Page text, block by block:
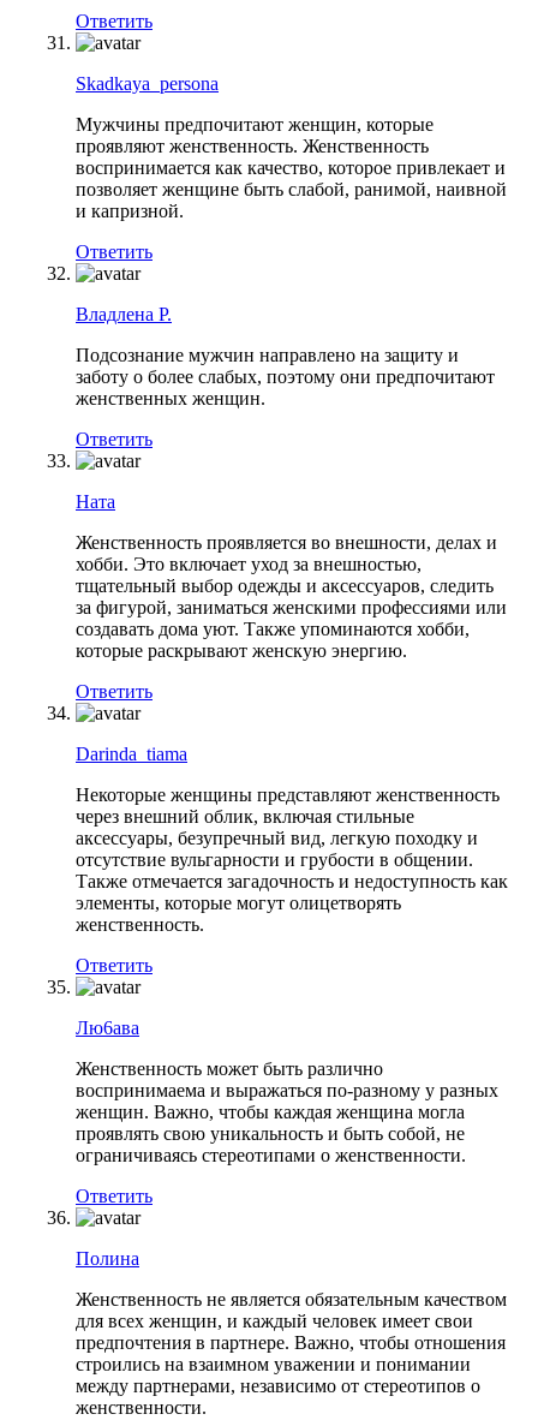
Ответить
Skadkaya_persona
Мужчины предпочитают женщин, которые
проявляют женственность. Женственность
воспринимается как качество, которое привлекает и
позволяет женщине быть слабой, ранимой, наивной
и капризной.
Ответить
Владлена Р.
Подсознание мужчин направлено на защиту и
заботу о более слабых, поэтому они предпочитают
женственных женщин.
Ответить
Ната
Женственность проявляется во внешности, делах и
хобби. Это включает уход за внешностью,
тщательный выбор одежды и аксессуаров, следить
за фигурой, заниматься женскими профессиями или
создавать дома уют. Также упоминаются хобби,
которые раскрывают женскую энергию.
Ответить
Darinda_tiama
Некоторые женщины представляют женственность
через внешний облик, включая стильные
аксессуары, безупречный вид, легкую походку и
отсутствие вульгарности и грубости в общении.
Также отмечается загадочность и недоступность как
элементы, которые могут олицетворять
женственность.
Ответить
Лю6ава
Женственность может быть различно
воспринимаема и выражаться по-разному у разных
женщин. Важно, чтобы каждая женщина могла
проявлять свою уникальность и быть собой, не
ограничиваясь стереотипами о женственности.
Ответить
Полина
Женственность не является обязательным качеством
для всех женщин, и каждый человек имеет свои
предпочтения в партнере. Важно, чтобы отношения
строились на взаимном уважении и понимании
между партнерами, независимо от стереотипов о
женственности.